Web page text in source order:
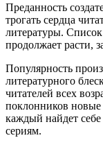
Преданность
трогать сердца
литературы.
продолжает расти,
Популярность
литературного
читателей всех
поклонников новые
каждый найдет
сериям.